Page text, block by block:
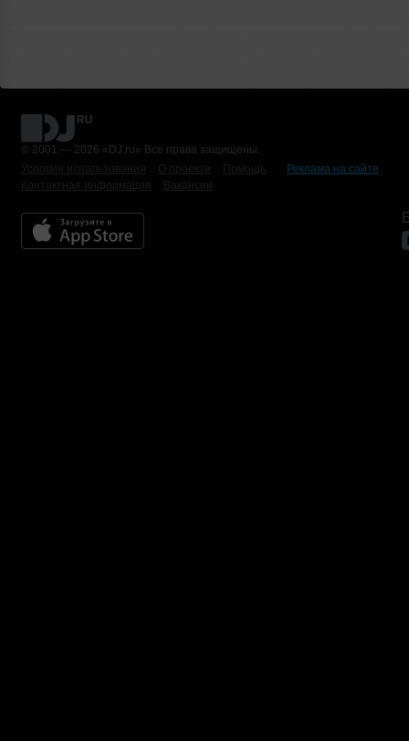
© 2001 — 2026 «DJ.ru» Все права защищены.
Условия использования
О проекте Помощь
Реклама на сайте
Контактная информация
Вакансии